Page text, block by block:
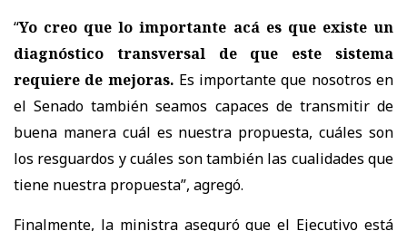
“Yo creo que lo importante acá es que existe un
diagnóstico transversal de que este sistema
requiere de mejoras. Es importante que nosotros en
el Senado también seamos capaces de transmitir de
buena manera cuál es nuestra propuesta, cuáles son
los resguardos y cuáles son también las cualidades que
tiene nuestra propuesta”, agregó.
Finalmente, la ministra aseguró que el Ejecutivo está